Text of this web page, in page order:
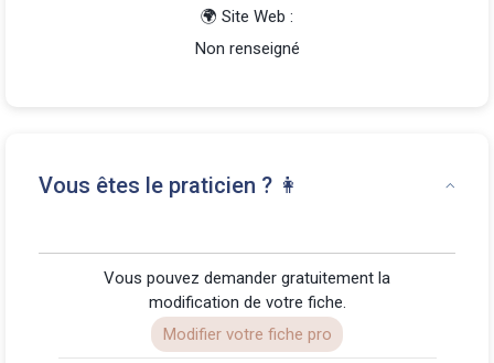
🌍 Site Web :
Non renseigné
Vous êtes le praticien ? 👩
Vous pouvez demander gratuitement la
modification de votre fiche.
Modifier votre fiche pro